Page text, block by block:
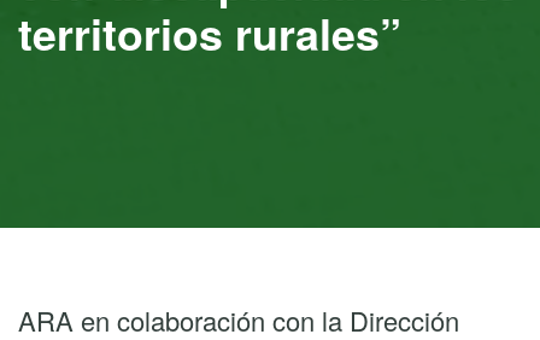
territorios rurales”
ARA en colaboración con la Dirección